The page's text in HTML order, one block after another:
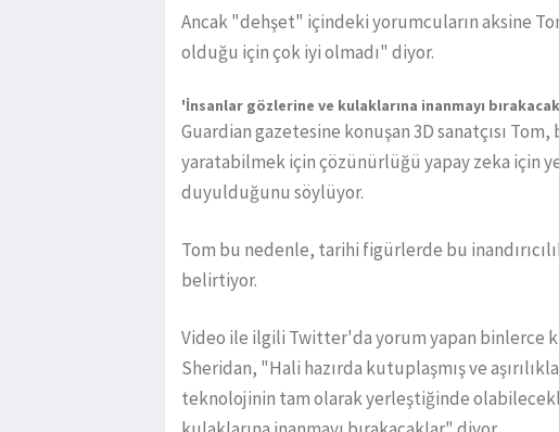
Ancak "dehşet" içindeki yorumcuların aksine
olduğu için çok iyi olmadı" diyor.
'İnsanlar gözlerine ve kulaklarına inanmayı
Guardian gazetesine konuşan 3D sanatçısı
yaratabilmek için çözünürlüğü yapay zeka için
duyulduğunu söylüyor.
Tom bu nedenle, tarihi figürlerde bu
belirtiyor.
Video ile ilgili Twitter'da yorum yapan binlerce
Sheridan, "Hali hazırda kutuplaşmış ve
teknolojinin tam olarak yerleştiğinde